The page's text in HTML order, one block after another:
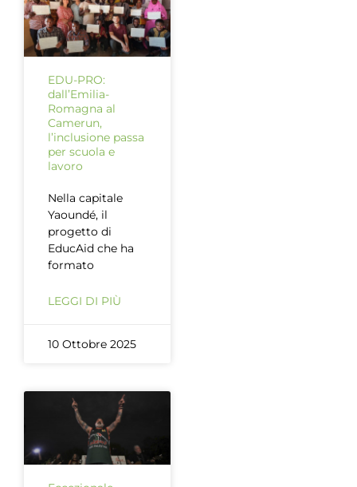
EDU-PRO:
dall’Emilia-
Romagna al
Camerun,
l’inclusione passa
per scuola e
lavoro
Nella capitale
Yaoundé, il
progetto di
EducAid che ha
formato
LEGGI DI PIÙ
10 Ottobre 2025